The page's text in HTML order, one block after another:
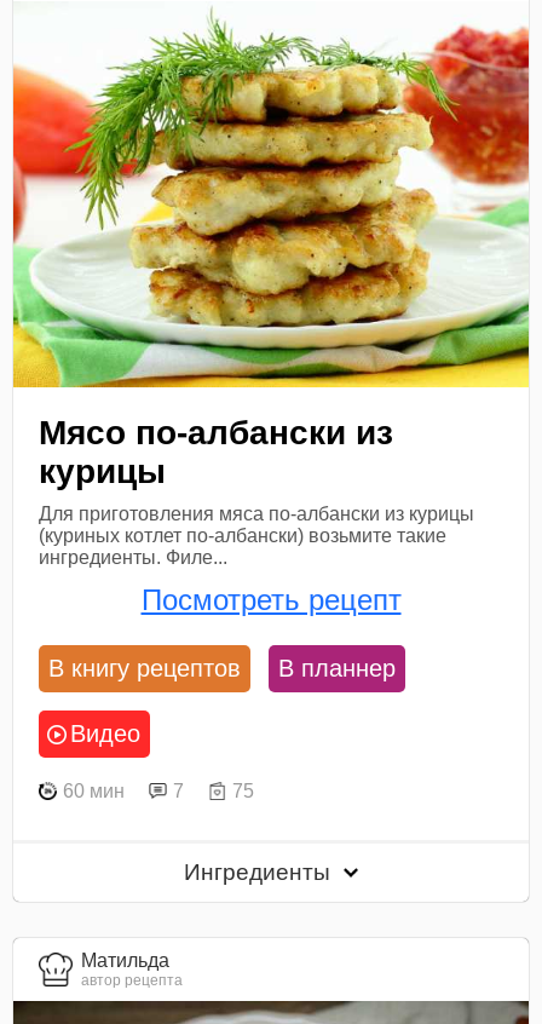
Мясо по-албански из
курицы
Для приготовления мяса по-албански из курицы
(куриных котлет по-албански) возьмите такие
ингредиенты. Филе...
Посмотреть рецепт
В книгу рецептов В планнер
Видео
60 мин 7 75
Ингредиенты
Матильда
автор рецепта